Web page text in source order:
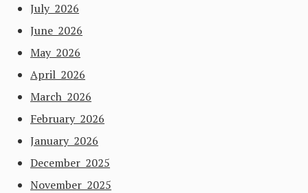
July 2026
June 2026
May 2026
April 2026
March 2026
February 2026
January 2026
December 2025
November 2025